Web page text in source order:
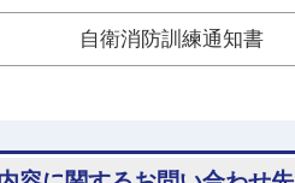
自衛消防訓練通知書